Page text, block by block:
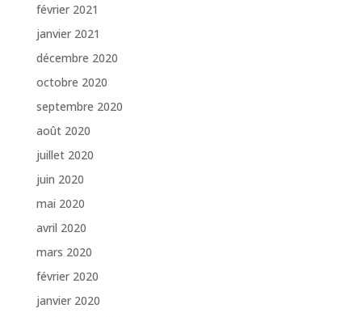
février 2021
janvier 2021
décembre 2020
octobre 2020
septembre 2020
août 2020
juillet 2020
juin 2020
mai 2020
avril 2020
mars 2020
février 2020
janvier 2020